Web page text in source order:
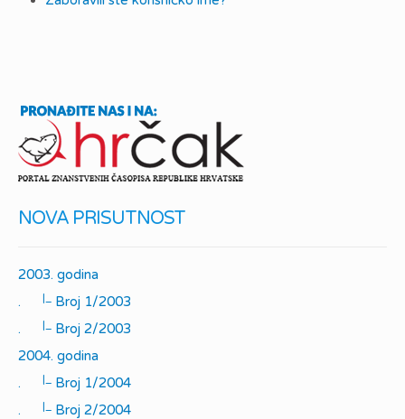
NOVA PRISUTNOST
2003. godina
.
|_
Broj 1/2003
.
|_
Broj 2/2003
2004. godina
.
|_
Broj 1/2004
.
|_
Broj 2/2004